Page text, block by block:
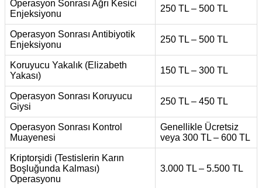
Operasyon Sonrası Ağrı Kesici
Enjeksiyonu
250 TL – 500 TL
Operasyon Sonrası Antibiyotik
Enjeksiyonu
250 TL – 500 TL
Koruyucu Yakalık (Elizabeth
Yakası)
150 TL – 300 TL
Operasyon Sonrası Koruyucu
Giysi
250 TL – 450 TL
Operasyon Sonrası Kontrol
Muayenesi
Genellikle Ücretsiz
veya 300 TL – 600 TL
Kriptorşidi (Testislerin Karın
Boşluğunda Kalması)
Operasyonu
3.000 TL – 5.500 TL